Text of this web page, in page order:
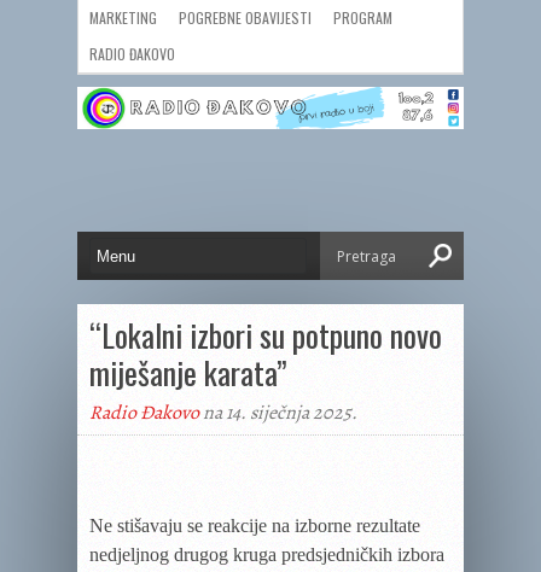
MARKETING POGREBNE OBAVIJESTI
PROGRAM
RADIO ĐAKOVO
“Lokalni izbori su potpuno novo
miješanje karata”
Radio Đakovona 14. siječnja 2025.
Ne stišavaju se reakcije na izborne rezultate
nedjeljnog drugog kruga predsjedničkih izbora